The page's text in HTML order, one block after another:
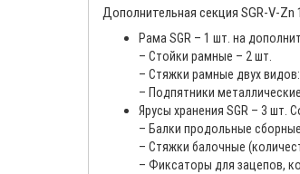
Дополнительная секция SGR-V-Zn
Рама SGR – 1 шт. на
– Стойки рамные – 2 шт.
– Стяжки рамные двух
– Подпятники
Ярусы хранения SGR – 3 шт.
– Балки продольные
– Стяжки балочные
– Фиксаторы для зацепов,